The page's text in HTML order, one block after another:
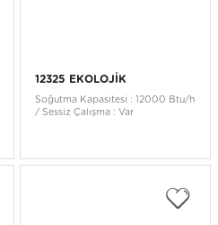
12325 EKOLOJİK
Soğutma Kapasitesi : 12000 Btu/h
/ Sessiz Çalışma : Var